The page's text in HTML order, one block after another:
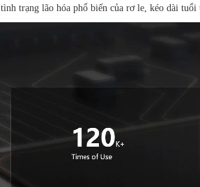
tình trạng lão hóa phổ biến của rơ le, kéo dài